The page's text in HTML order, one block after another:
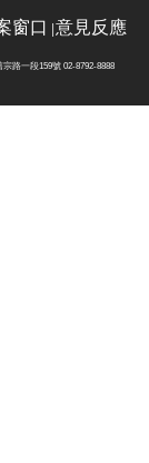
窗口 意見反應
路一段159號 02-8792-8888